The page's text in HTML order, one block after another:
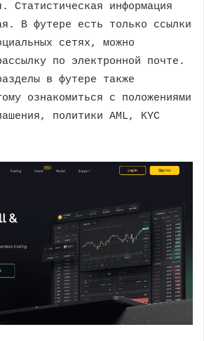
Статистическая информация
В футере есть только ссылки
сетях, можно
по электронной почте.
в футере также
ознакомиться с положениями
политики AML, KYC